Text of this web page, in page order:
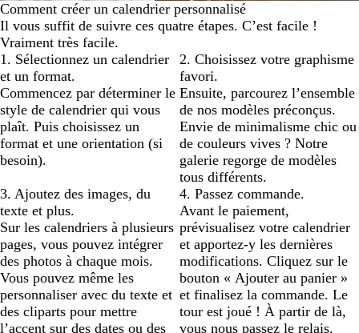
Comment créer un calendrier personnalisé
Il vous suffit de suivre ces quatre étapes. C’est facile !
Vraiment très facile.
1. Sélectionnez un calendrier
et un format.
Commencez par déterminer le
style de calendrier qui vous
plaît. Puis choisissez un
format et une orientation (si
besoin).
2. Choisissez votre graphisme
favori.
Ensuite, parcourez l’ensemble
de nos modèles préconçus.
Envie de minimalisme chic ou
de couleurs vives ? Notre
galerie regorge de modèles
tous différents.
3. Ajoutez des images, du
texte et plus.
Sur les calendriers à plusieurs
pages, vous pouvez intégrer
des photos à chaque mois.
Vous pouvez même les
personnaliser avec du texte et
des cliparts pour mettre
l’accent sur des dates ou des
4. Passez commande.
Avant le paiement,
prévisualisez votre calendrier
et apportez-y les dernières
modifications. Cliquez sur le
bouton « Ajouter au panier »
et finalisez la commande. Le
tour est joué ! À partir de là,
vous nous passez le relais.